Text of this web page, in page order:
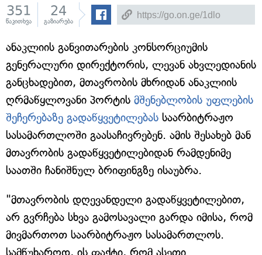
351
წაკითხვა
24
გაზიარება
ანაკლიის განვითარების კონსორციუმის
გენერალური დირექტორის, ლევან ახვლედიანის
განცხადებით, მთავრობის მხრიდან ანაკლიის
ღრმაწყლოვანი პორტის მშენებლობის უფლების
შეჩერებაზე გადაწყვეტილებას საარბიტრაჟო
სასამართლოში გაასაჩივრებენ. ამის შესახებ მან
მთავრობის გადაწყვეტილებიდან რამდენიმე
საათში ჩანიშნულ ბრიფინგზე ისაუბრა.
"მთავრობის დღევანდელი გადაწყვეტილებით,
არ გვრჩება სხვა გამოსავალი გარდა იმისა, რომ
მივმართოთ საარბიტრაჟო სასამართლოს.